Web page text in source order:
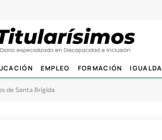
EMPLEO FORMACIÓN
de Santa Brígida